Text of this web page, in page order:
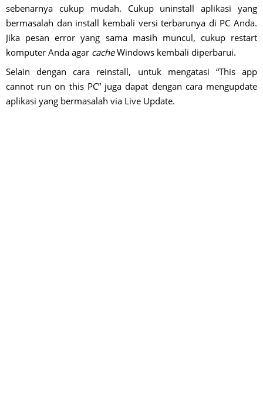
sebenarnya cukup mudah. Cukup uninstall aplikasi yang
bermasalah dan install kembali versi terbarunya di PC Anda.
Jika pesan error yang sama masih muncul, cukup restart
komputer Anda agar cacheWindows kembali diperbarui.
Selain dengan cara reinstall, untuk mengatasi “This app
cannot run on this PC” juga dapat dengan cara mengupdate
aplikasi yang bermasalah via Live Update.